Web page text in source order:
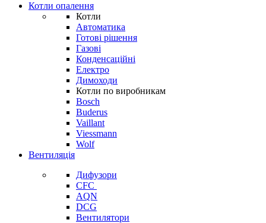
Котли опалення
Котли
Автоматика
Готові рішення
Газові
Конденсаційні
Електро
Димоходи
Котли по виробникам
Bosch
Buderus
Vaillant
Viessmann
Wolf
Вентиляція
Дифузори
CFC
AQN
DCG
Вентилятори